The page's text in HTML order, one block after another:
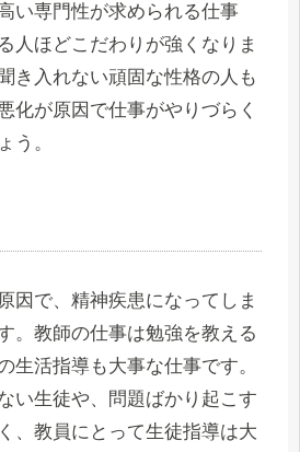
い専門性が求められる仕事
人ほどこだわりが強くなりま
き入れない頑固な性格の人も
化が原因で仕事がやりづらく
う。
因で、精神疾患になってしま
。教師の仕事は勉強を教える
生活指導も大事な仕事です。
い生徒や、問題ばかり起こす
、教員にとって生徒指導は大